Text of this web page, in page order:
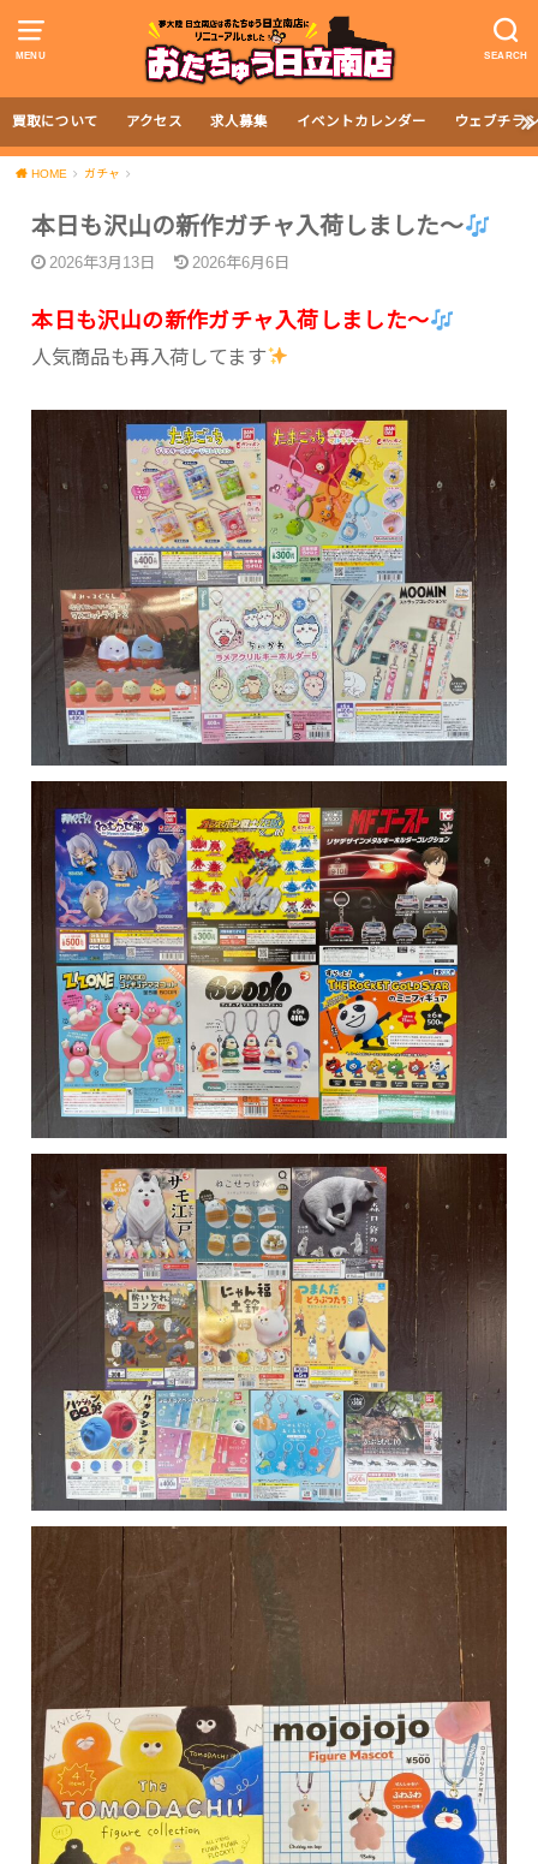
MENU SEARCH
買取について アクセス 求人募集 イベントカレンダー ウェブチラ
HOME ガチャ
本日も沢山の新作ガチャ入荷しました〜
2026年3月13日 2026年6月6日
本日も沢山の新作ガチャ入荷しました〜
人気商品も再入荷してます